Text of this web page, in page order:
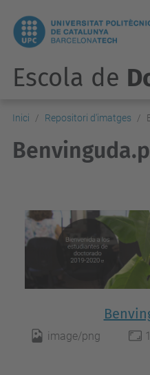
Escola de
Inici Repositori d'imatges
image/png